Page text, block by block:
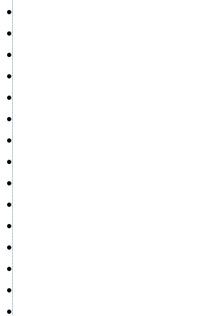
•
•
•
•
•
•
•
•
•
•
•
•
•
•
•